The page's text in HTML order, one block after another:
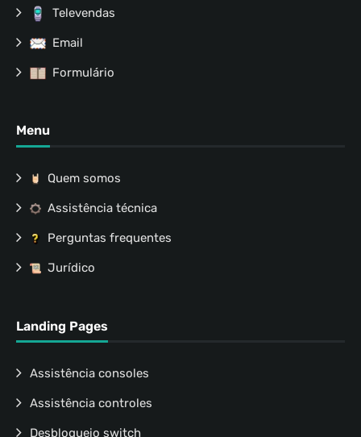
Televendas
Email
Formulário
Menu
Quem somos
Assistência técnica
Perguntas frequentes
Jurídico
Landing Pages
Assistência consoles
Assistência controles
Desbloqueio switch